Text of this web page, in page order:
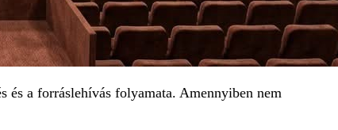
és a forráslehívás folyamata. Amennyiben nem